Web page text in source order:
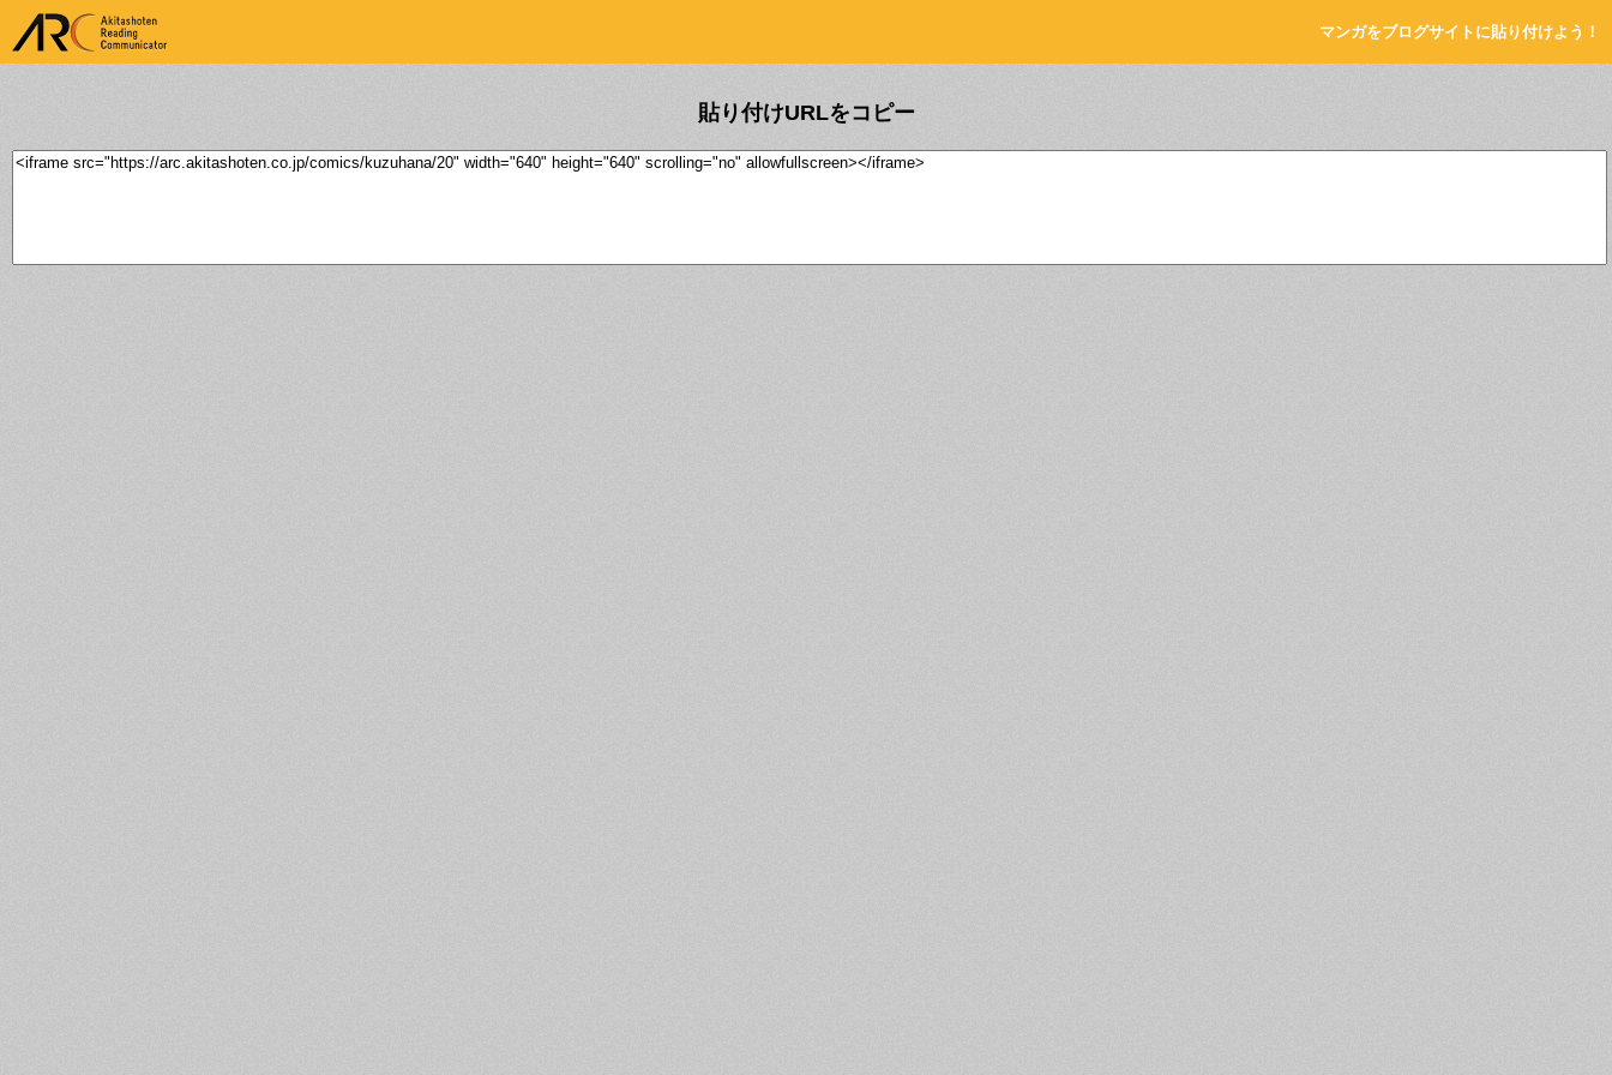
ARK Akitashoten Reading
マンガをブログサイトに貼り付けよう！
貼り付けURLをコピー